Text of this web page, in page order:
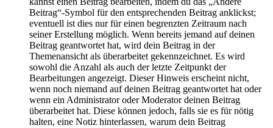
Beitrag“-Symbol für den entsprechenden Beitrag anklickst;
eventuell ist dies nur für einen begrenzten Zeitraum nach
seiner Erstellung möglich. Wenn bereits jemand auf deinen
Beitrag geantwortet hat, wird dein Beitrag in der
Themenansicht als überarbeitet gekennzeichnet. Es wird
sowohl die Anzahl als auch der letzte Zeitpunkt der
Bearbeitungen angezeigt. Dieser Hinweis erscheint nicht,
wenn noch niemand auf deinen Beitrag geantwortet hat oder
wenn ein Administrator oder Moderator deinen Beitrag
überarbeitet hat. Diese können jedoch, falls sie es für nötig
halten, eine Notiz hinterlassen, warum dein Beitrag